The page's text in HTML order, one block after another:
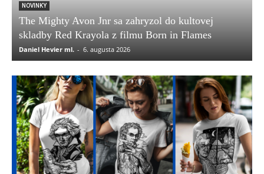
NOVINKY
The Mighty Avon Jnr sa zahryzol do kultovej
skladby Red Krayola z filmu Born in Flames
Daniel Hevier ml. - 6. augusta 2026